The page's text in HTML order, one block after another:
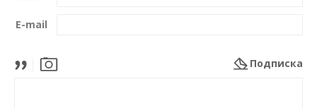
E-mail
Подписка